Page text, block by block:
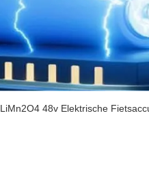
LiMn2O4 48v Elektrische